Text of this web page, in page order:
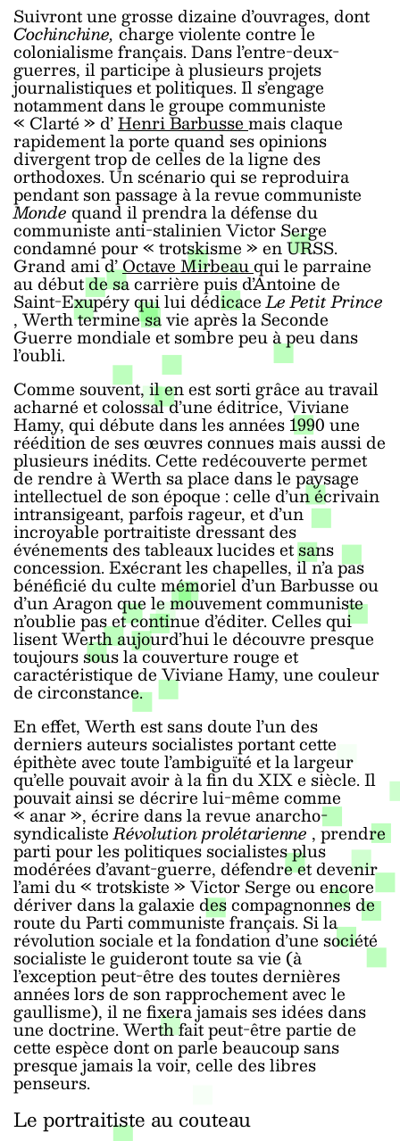
Suivront une grosse dizaine d’ouvrages, dont
Cochinchine, charge violente contre le
colonialisme français. Dans l’entre-deux-
guerres, il participe à plusieurs projets
journalistiques et politiques. Il s’engage
notamment dans le groupe communiste
« Clarté » d’Henri Barbussemais claque
rapidement la porte quand ses opinions
divergent trop de celles de la ligne des
orthodoxes. Un scénario qui se reproduira
pendant son passage à la revue communiste
Mondequand il prendra la défense du
communiste anti-stalinien Victor Serge
condamné pour « trotskisme » en URSS.
Grand ami d’Octave Mirbeauqui le parraine
au début de sa carrière puis d’Antoine de
Saint-Exupéry qui lui dédicaceLe Petit Prince
, Werth termine sa vie après la Seconde
Guerre mondiale et sombre peu à peu dans
l’oubli.
Comme souvent, il en est sorti grâce au travail
acharné et colossal d’une éditrice, Viviane
Hamy, qui débute dans les années 1990 une
réédition de ses œuvres connues mais aussi de
plusieurs inédits. Cette redécouverte permet
de rendre à Werth sa place dans le paysage
intellectuel de son époque : celle d’un écrivain
intransigeant, parfois rageur, et d’un
incroyable portraitiste dressant des
événements des tableaux lucides et sans
concession. Exécrant les chapelles, il n’a pas
bénéficié du culte mémoriel d’un Barbusse ou
d’un Aragon que le mouvement communiste
n’oublie pas et continue d’éditer. Celles qui
lisent Werth aujourd’hui le découvre presque
toujours sous la couverture rouge et
caractéristique de Viviane Hamy, une couleur
de circonstance.
En effet, Werth est sans doute l’un des
derniers auteurs socialistes portant cette
épithète avec toute l’ambiguïté et la largeur
qu’elle pouvait avoir à la fin du XIXe siècle. Il
pouvait ainsi se décrire lui-même comme
« anar », écrire dans la revue anarcho-
syndicalisteRévolution prolétarienne , prendre
parti pour les politiques socialistes plus
modérées d’avant-guerre, défendre et devenir
l’ami du « trotskiste » Victor Serge ou encore
dériver dans la galaxie des compagnonnes de
route du Parti communiste français. Si la
révolution sociale et la fondation d’une société
socialiste le guideront toute sa vie (à
l’exception peut-être des toutes dernières
années lors de son rapprochement avec le
gaullisme), il ne fixera jamais ses idées dans
une doctrine. Werth fait peut-être partie de
cette espèce dont on parle beaucoup sans
presque jamais la voir, celle des libres
penseurs.
Le portraitiste au couteau